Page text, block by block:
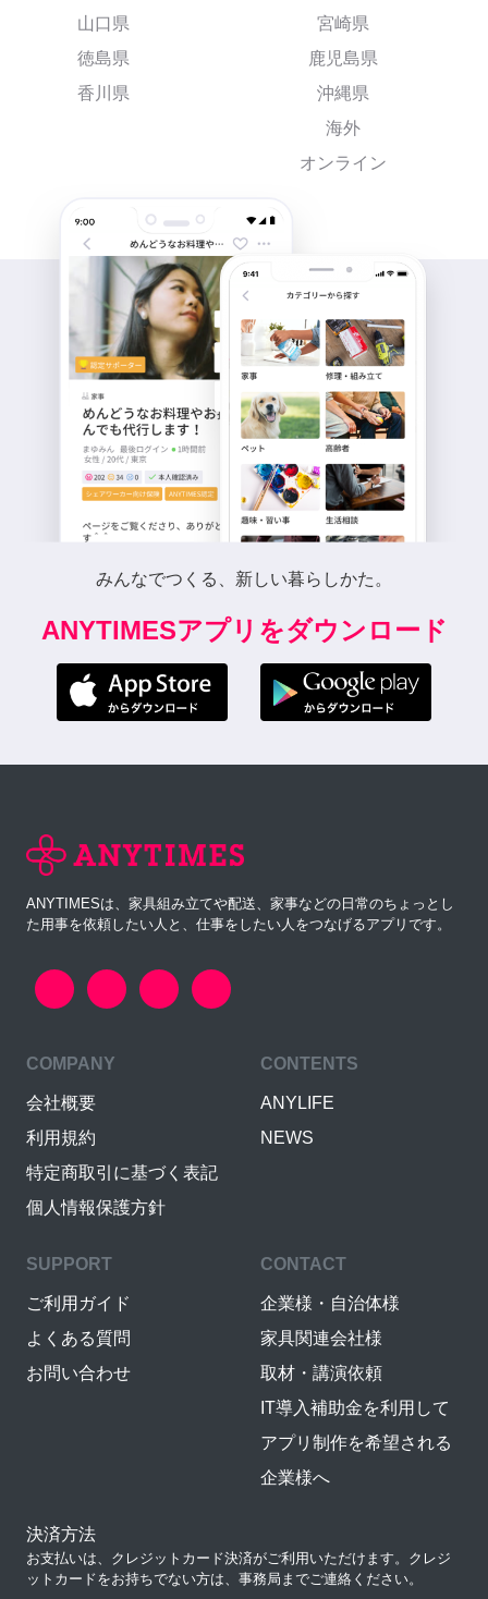
山口県
徳島県
香川県
宮崎県
鹿児島県
沖縄県
海外
オンライン
みんなでつくる、新しい暮らしかた。
ANYTIMESアプリをダウンロード
ANYTIMESは、家具組み立てや配送、家事などの日常のちょっとし
た用事を依頼したい人と、仕事をしたい人をつなげるアプリです。
COMPANY
会社概要
利用規約
特定商取引に基づく表記
個人情報保護方針
CONTENTS
ANYLIFE
NEWS
SUPPORT
ご利用ガイド
よくある質問
お問い合わせ
CONTACT
企業様・自治体様
家具関連会社様
取材・講演依頼
IT導入補助金を利用して
アプリ制作を希望される
企業様へ
決済方法
お支払いは、クレジットカード決済がご利用いただけます。クレジ
ットカードをお持ちでない方は、事務局までご連絡ください。